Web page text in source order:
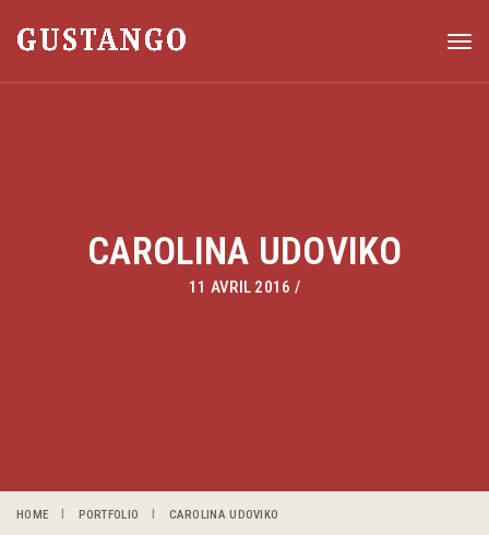
CAROLINA UDOVIKO
11 AVRIL 2016 /
HOME PORTFOLIO CAROLINA UDOVIKO